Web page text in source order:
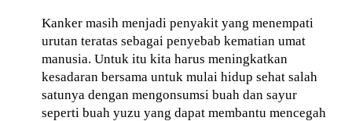
Kanker masih menjadi penyakit yang menempati
urutan teratas sebagai penyebab kematian umat
manusia. Untuk itu kita harus meningkatkan
kesadaran bersama untuk mulai hidup sehat salah
satunya dengan mengonsumsi buah dan sayur
seperti buah yuzu yang dapat membantu mencegah